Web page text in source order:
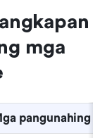
mga
pangunahing